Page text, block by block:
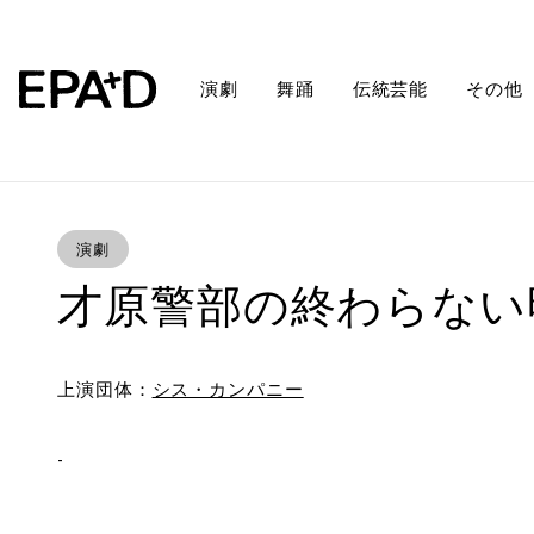
演劇 舞踊 伝統芸能 その他
演劇
才原警部の終わらな
上演団体： シス・カンパニー
-